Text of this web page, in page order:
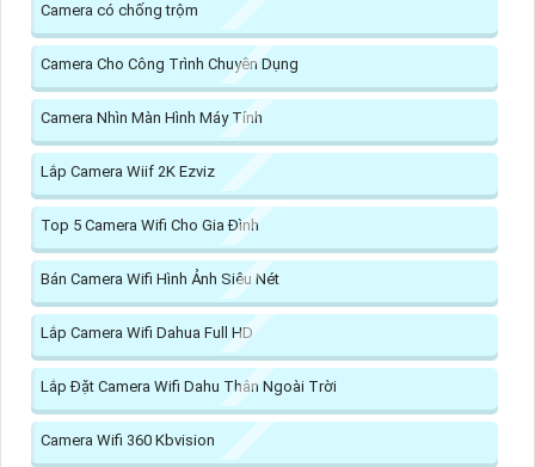
Camera có chống trộm
Camera Cho Công Trình Chuyên Dụng
Camera Nhìn Màn Hình Máy Tính
Lắp Camera Wiif 2K Ezviz
Top 5 Camera Wifi Cho Gia Đình
Bán Camera Wifi Hình Ảnh Siêu Nét
Lắp Camera Wifi Dahua Full HD
Lắp Đặt Camera Wifi Dahu Thân Ngoài Trời
Camera Wifi 360 Kbvision